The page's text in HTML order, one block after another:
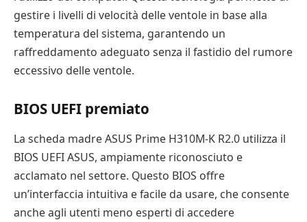
gestire i livelli di velocità delle ventole in base alla
temperatura del sistema, garantendo un
raffreddamento adeguato senza il fastidio del rumore
eccessivo delle ventole.
BIOS UEFI premiato
La scheda madre ASUS Prime H310M-K R2.0 utilizza il
BIOS UEFI ASUS, ampiamente riconosciuto e
acclamato nel settore. Questo BIOS offre
un’interfaccia intuitiva e facile da usare, che consente
anche agli utenti meno esperti di accedere